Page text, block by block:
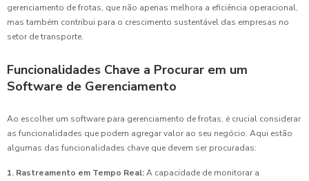
gerenciamento de frotas, que não apenas melhora a eficiência operacional,
mas também contribui para o crescimento sustentável das empresas no
setor de transporte.
Funcionalidades Chave a Procurar em um
Software de Gerenciamento
Ao escolher um software para gerenciamento de frotas, é crucial considerar
as funcionalidades que podem agregar valor ao seu negócio. Aqui estão
algumas das funcionalidades chave que devem ser procuradas:
1. Rastreamento em Tempo Real:A capacidade de monitorar a